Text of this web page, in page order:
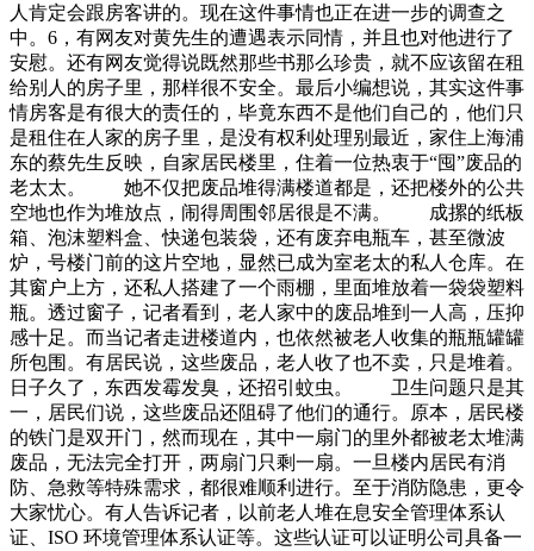
人肯定会跟房客讲的。现在这件事情也正在进一步的调查之
中。6，有网友对黄先生的遭遇表示同情，并且也对他进行了
安慰。还有网友觉得说既然那些书那么珍贵，就不应该留在租
给别人的房子里，那样很不安全。最后小编想说，其实这件事
情房客是有很大的责任的，毕竟东西不是他们自己的，他们只
是租住在人家的房子里，是没有权利处理别最近，家住上海浦
东的蔡先生反映，自家居民楼里，住着一位热衷于“囤”废品的
老太太。 她不仅把废品堆得满楼道都是，还把楼外的公共
空地也作为堆放点，闹得周围邻居很是不满。 成摞的纸板
箱、泡沫塑料盒、快递包装袋，还有废弃电瓶车，甚至微波
炉，号楼门前的这片空地，显然已成为室老太的私人仓库。在
其窗户上方，还私人搭建了一个雨棚，里面堆放着一袋袋塑料
瓶。透过窗子，记者看到，老人家中的废品堆到一人高，压抑
感十足。而当记者走进楼道内，也依然被老人收集的瓶瓶罐罐
所包围。有居民说，这些废品，老人收了也不卖，只是堆着。
日子久了，东西发霉发臭，还招引蚊虫。 卫生问题只是其
一，居民们说，这些废品还阻碍了他们的通行。原本，居民楼
的铁门是双开门，然而现在，其中一扇门的里外都被老太堆满
废品，无法完全打开，两扇门只剩一扇。一旦楼内居民有消
防、急救等特殊需求，都很难顺利进行。至于消防隐患，更令
大家忧心。有人告诉记者，以前老人堆在息安全管理体系认
证、ISO 环境管理体系认证等。这些认证可以证明公司具备一